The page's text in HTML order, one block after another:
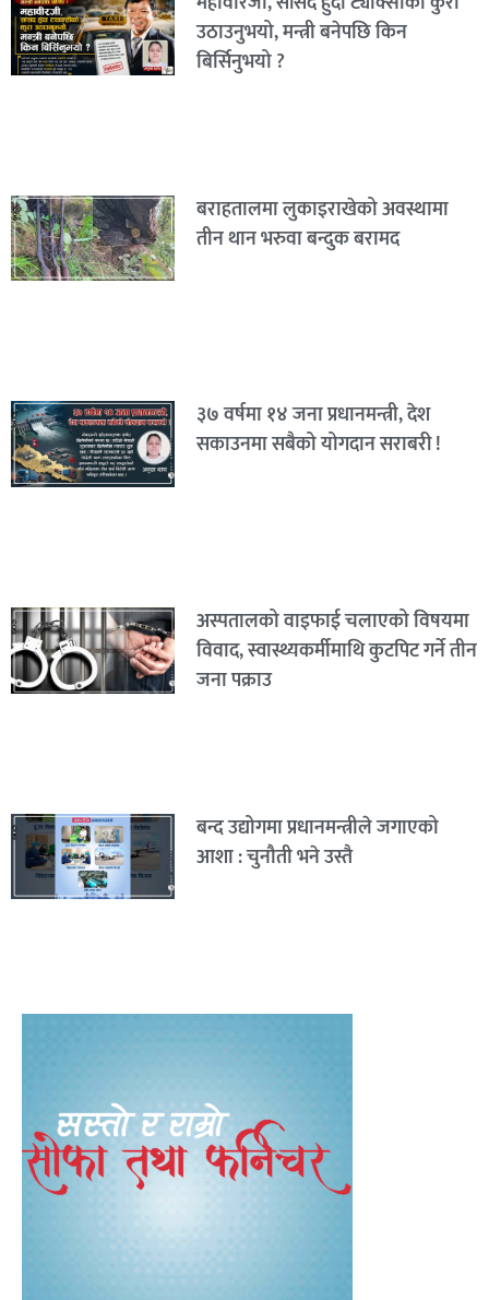
उठाउनुभयो, मन्त्री बनेपछि किन
बिर्सिनुभयो ?
बराहतालमा लुकाइराखेको अवस्थामा
तीन थान भरुवा बन्दुक बरामद
३७ वर्षमा १४ जना प्रधानमन्त्री, देश
सकाउनमा सबैको योगदान सराबरी !
अस्पतालको वाइफाई चलाएको विषयमा
विवाद, स्वास्थ्यकर्मीमाथि कुटपिट गर्ने तीन
जना पक्राउ
बन्द उद्योगमा प्रधानमन्त्रीले जगाएको
आशा : चुनौती भने उस्तै